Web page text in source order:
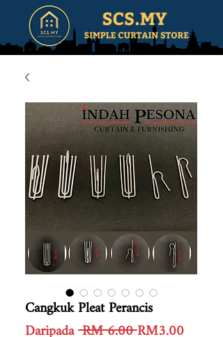
Cangkuk Pleat Perancis
Harga Harga